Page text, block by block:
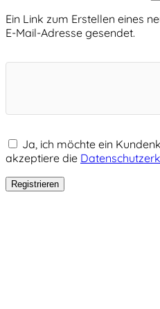
Ein Link zum Erstellen eines
E-Mail-Adresse gesendet.
Ja, ich möchte ein
akzeptiere die
Registrieren